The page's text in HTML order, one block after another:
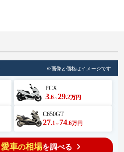
※画像と価格はイメージです
PCX
3.6～29.2万円
C650GT
27.1 ～ 74.6万円
愛車の相場を調べる